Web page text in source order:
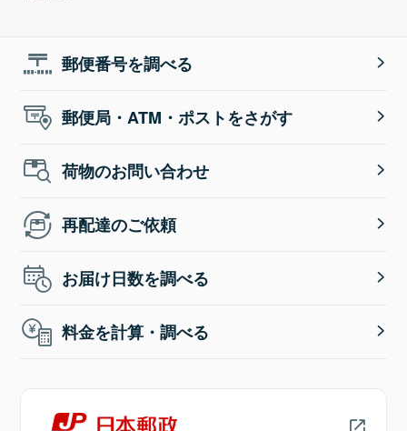
郵便番号を調べる
郵便局・ATM・ポストをさがす
荷物のお問い合わせ
再配達のご依頼
お届け日数を調べる
料金を計算・調べる